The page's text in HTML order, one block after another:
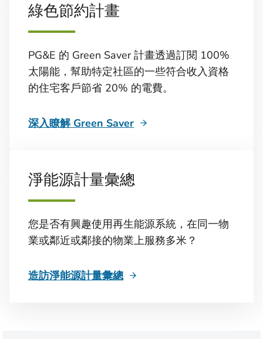
綠色節約計畫
PG&E 的 Green Saver 計畫透過訂閱 100%
太陽能，幫助特定社區的一些符合收入資格
的住宅客戶節省 20% 的電費。
深入瞭解 Green Saver
淨能源計量彙總
您是否有興趣使用再生能源系統，在同一物
業或鄰近或鄰接的物業上服務多米？
造訪淨能源計量彙總